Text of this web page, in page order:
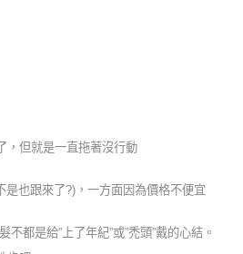
，但就是一直拖著沒行動
是也跟來了?)，一方面因為價格不便宜
都是給”上了年紀”或”禿頭”戴的心結。